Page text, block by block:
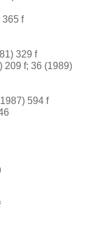
365 f
329 f
209 f; 36 (1989)
594 f